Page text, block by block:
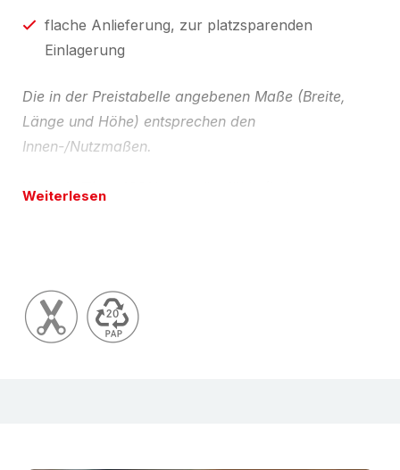
flache Anlieferung, zur platzsparenden
Einlagerung
Die in der Preistabelle angebenen Maße (Breite,
Länge und Höhe) entsprechen den
Innen-/Nutzmaßen.
Umwelt-Tipp:
Konfektionsservice
Auf Wunsch liefern wir Ihnen gerne
Weiterlesen